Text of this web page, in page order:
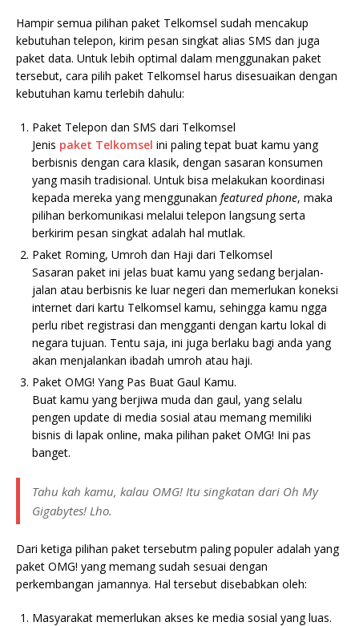
Hampir semua pilihan paket Telkomsel sudah mencakup
kebutuhan telepon, kirim pesan singkat alias SMS dan juga
paket data. Untuk lebih optimal dalam menggunakan paket
tersebut, cara pilih paket Telkomsel harus disesuaikan dengan
kebutuhan kamu terlebih dahulu:
Paket Telepon dan SMS dari Telkomsel
Jenis paket Telkomsel ini paling tepat buat kamu yang
berbisnis dengan cara klasik, dengan sasaran konsumen
yang masih tradisional. Untuk bisa melakukan koordinasi
kepada mereka yang menggunakan featured phone, maka
pilihan berkomunikasi melalui telepon langsung serta
berkirim pesan singkat adalah hal mutlak.
Paket Roming, Umroh dan Haji dari Telkomsel
Sasaran paket ini jelas buat kamu yang sedang berjalan-
jalan atau berbisnis ke luar negeri dan memerlukan koneksi
internet dari kartu Telkomsel kamu, sehingga kamu ngga
perlu ribet registrasi dan mengganti dengan kartu lokal di
negara tujuan. Tentu saja, ini juga berlaku bagi anda yang
akan menjalankan ibadah umroh atau haji.
Paket OMG! Yang Pas Buat Gaul Kamu.
Buat kamu yang berjiwa muda dan gaul, yang selalu
pengen update di media sosial atau memang memiliki
bisnis di lapak online, maka pilihan paket OMG! Ini pas
banget.
Tahu kah kamu, kalau OMG! Itu singkatan dari Oh My
Gigabytes! Lho.
Dari ketiga pilihan paket tersebutm paling populer adalah yang
paket OMG! yang memang sudah sesuai dengan
perkembangan jamannya. Hal tersebut disebabkan oleh:
Masyarakat memerlukan akses ke media sosial yang luas.